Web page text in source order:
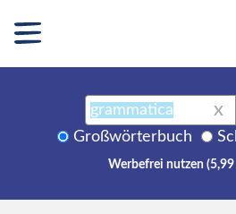
X
Großwörterbuch
Werbefrei nutzen (5,99